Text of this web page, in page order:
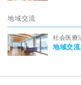
地域交流
社会医療
地域交